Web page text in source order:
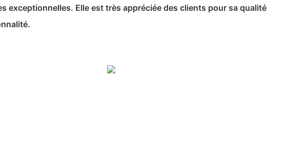
exceptionnelles. Elle est très appréciée des clients pour sa qualité